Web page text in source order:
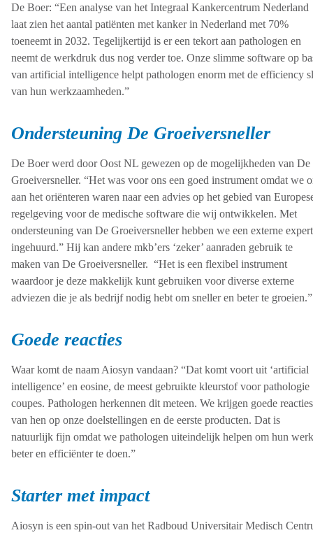
De Boer: “Een analyse van het Integraal Kankercentrum Nederland
laat zien het aantal patiënten met kanker in Nederland met 70%
toeneemt in 2032. Tegelijkertijd is er een tekort aan pathologen en
neemt de werkdruk dus nog verder toe. Onze slimme software op
van artificial intelligence helpt pathologen enorm met de efficiency
van hun werkzaamheden.”
Ondersteuning De Groeiversneller
De Boer werd door Oost NL gewezen op de mogelijkheden van De
Groeiversneller. “Het was voor ons een goed instrument omdat we
aan het oriënteren waren naar een advies op het gebied van
regelgeving voor de medische software die wij ontwikkelen. Met
ondersteuning van De Groeiversneller hebben we een externe expert
ingehuurd.” Hij kan andere mkb’ers ‘zeker’ aanraden gebruik te
maken van De Groeiversneller. “Het is een flexibel instrument
waardoor je deze makkelijk kunt gebruiken voor diverse externe
adviezen die je als bedrijf nodig hebt om sneller en beter te groeien.”
Goede reacties
Waar komt de naam Aiosyn vandaan? “Dat komt voort uit ‘artificial
intelligence’ en eosine, de meest gebruikte kleurstof voor pathologie
coupes. Pathologen herkennen dit meteen. We krijgen goede reacties
van hen op onze doelstellingen en de eerste producten. Dat is
natuurlijk fijn omdat we pathologen uiteindelijk helpen om hun werk
beter en efficiënter te doen.”
Starter met impact
Aiosyn is een spin-out van het Radboud Universitair Medisch